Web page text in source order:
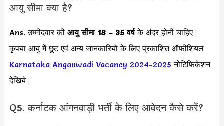
आयु सीमा क्या है?
Ans. उम्मीदवार की आयु सीमा 18 – 35 वर्षके अंदर होनी चाहिए।
कृपया आयु में छूट एवं अन्य जानकारियों के लिए प्रकाशित ऑफीशियल
Karnataka Anganwadi Vacancy 2024-2025 नोटिफिकेशन
देखिये।
Q5. कर्नाटक आंगनवाड़ी भर्ती के लिए आवेदन कैसे करें?